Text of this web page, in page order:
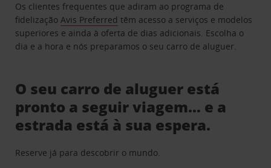
Os clientes frequentes que adiram ao programa de
fidelizaçãoAvis Preferred têm acesso a serviços e modelos
superiores e ainda à oferta de dias adicionais. Escolha o
dia e a hora e nós preparamos o seu carro de aluguer.
O seu carro de aluguer está
pronto a seguir viagem… e a
estrada está à sua espera.
Reserve já para descobrir o mundo.